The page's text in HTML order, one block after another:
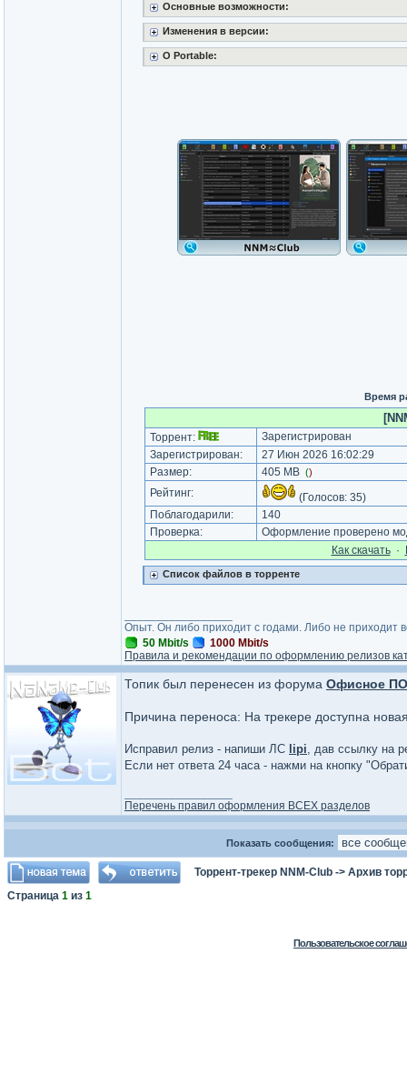
Основные возможности:
Изменения в версии:
O Portable:
Время
Торрент:
Зарегистрирован
Зарегистрирован:
27 Июн 2026 16:02:29
Размер:
405 MB ()
Рейтинг: (Голосов: 35)
Поблагодарили:
140
Проверка:
Оформление проверено
Как cкачать·
Список файлов в торренте
Опыт. Он либо приходит с годами. Либо не приходит
50 Mbit/s
1000 Mbit/s
Правила и рекомендации по оформлению релизов
Топик был перенесен из форума Офисное ПО
Причина переноса: На трекере доступна
Исправил релиз - напиши ЛС lipi, дав ссылку на
Если нет ответа 24 часа - нажми на кнопку
Перечень правил оформления ВСЕХ разделов
Показать сообщения:
Торрент-трекер NNM-Club -> Архив
Страница 1 из 1
Пользовательское